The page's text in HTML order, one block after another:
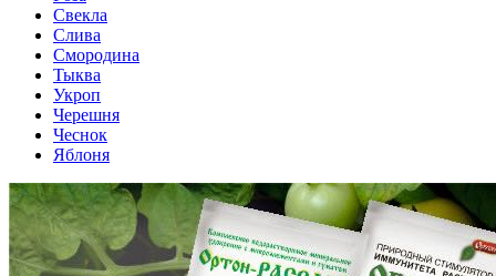
Свекла
Слива
Смородина
Тыква
Укроп
Черешня
Чеснок
Яблоня